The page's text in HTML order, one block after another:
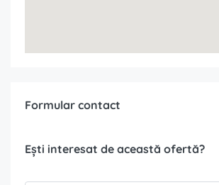
Formular contact
Ești interesat de această ofertă?